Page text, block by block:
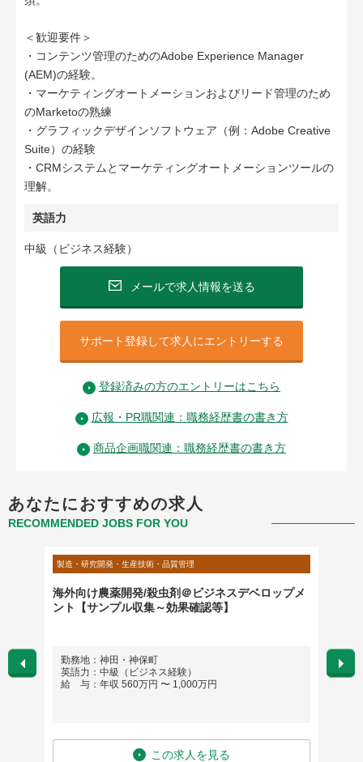
＜歓迎要件＞
・コンテンツ管理のためのAdobe Experience Manager
(AEM)の経験。
・マーケティングオートメーションおよびリード管理のため
のMarketoの熟練
・グラフィックデザインソフトウェア（例：Adobe Creative
Suite）の経験
・CRMシステムとマーケティングオートメーションツールの
理解。
英語力
中級（ビジネス経験）
メールで求人情報を送る
サポート登録して求人にエントリーする
登録済みの方のエントリーはこちら
広報・PR職関連：職務経歴書の書き方
商品企画職関連：職務経歴書の書き方
あなたにおすすめの求人
RECOMMENDED JOBS FOR YOU
製造・研究開発・生産技術・品質管理
海外向け農薬開発/殺虫剤＠ビジネスデベロップメ
ント【サンプル収集～効果確認等】
勤務地：神田・神保町
英語力：中級（ビジネス経験）
給 与：年収 560万円 〜 1,000万円
この求人を見る
勤務
英語